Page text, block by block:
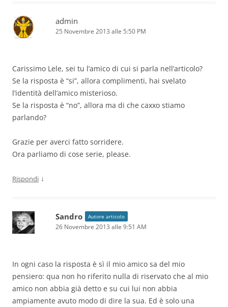
admin
25 Novembre 2013 alle 5:50 PM
Carissimo Lele, sei tu l’amico di cui si parla nell’articolo?
Se la risposta è “si”, allora complimenti, hai svelato
l’identità dell’amico misterioso.
Se la risposta è “no”, allora ma di che caxxo stiamo
parlando?
Grazie per averci fatto sorridere.
Ora parliamo di cose serie, please.
Rispondi ↓
Sandro Autore articolo
26 Novembre 2013 alle 9:51 AM
In ogni caso la risposta è sì il mio amico sa del mio
pensiero: qua non ho riferito nulla di riservato che al mio
amico non abbia già detto e su cui lui non abbia
ampiamente avuto modo di dire la sua. Ed è solo una